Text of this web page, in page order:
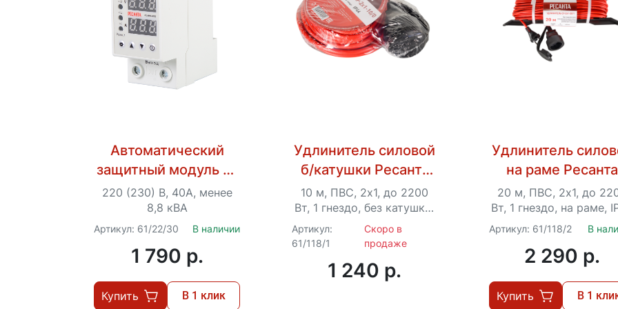
Автоматический
защитный модуль от
повышенного/
пониженного
напряжения Ресанта
АЗМ-40АРД
220 (230) В, 40А, менее
8,8 кВА
Артикул: 61/22/30 В наличии
1 790 p.
Купить В 1 клик
Удлинитель силовой
б/катушки Ресанта
СУ-2х1-10/0 (IP44)
10 м, ПВС, 2х1, до 2200
Вт, 1 гнездо, без катушки,
IP44
Артикул:
61/118/1
Скоро в
продаже
1 240 p.
Удлинитель
на раме Ресанта
СУ-2х1-20/1
20 м, ПВС, 2х1, до
Вт, 1 гнездо, на раме,
Артикул: 61/118/2 В
2 290 p.
Купить В 1